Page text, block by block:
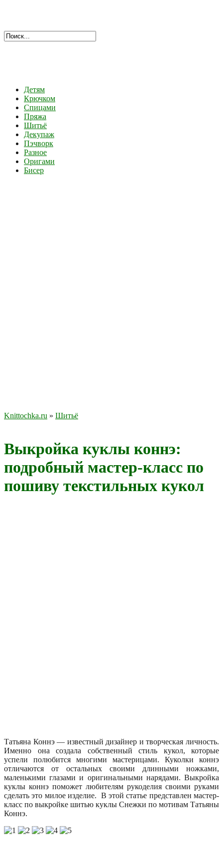
Детям
Крючком
Спицами
Пряжа
Шитьё
Декупаж
Пэчворк
Разное
Оригами
Бисер
Knittochka.ru » Шитьё
Выкройка куклы коннэ:
подробный мастер-класс по
пошиву текстильных кукол
Татьяна Коннэ — известный дизайнер и творческая личность.
Именно она создала собственный стиль кукол, которые
успели полюбится многими мастерицами. Куколки коннэ
отличаются от остальных своими длинными ножками,
маленькими глазами и оригинальными нарядами. Выкройка
куклы коннэ поможет любителям рукоделия своими руками
сделать это милое изделие. В этой статье представлен мастер-
класс по выкройке шитью куклы Снежки по мотивам Татьяны
Коннэ.